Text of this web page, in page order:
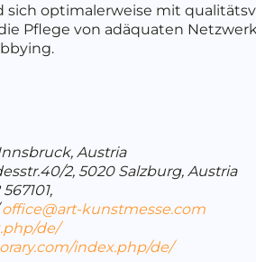
sich optimalerweise mit
Pflege von adäquaten
Austria
2, 5020 Salzburg, Austria
office@art-kunstmesse.com
de/
index.php/de/